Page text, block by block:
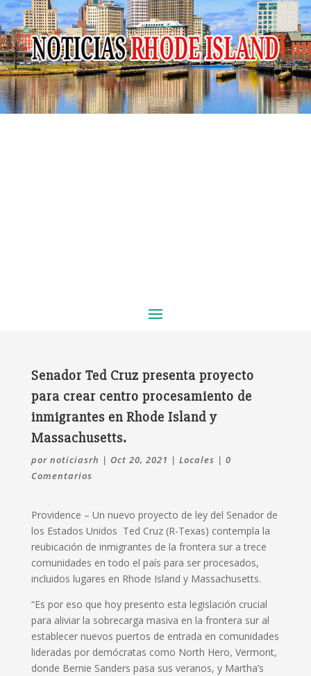
Senador Ted Cruz presenta proyecto
para crear centro procesamiento de
inmigrantes en Rhode Island y
Massachusetts.
por noticiasrh | Oct 20, 2021 | Locales | 0
Comentarios
Providence – Un nuevo proyecto de ley del Senador de
los Estados Unidos Ted Cruz (R-Texas) contempla la
reubicación de inmigrantes de la frontera sur a trece
comunidades en todo el país para ser procesados,
incluidos lugares en Rhode Island y Massachusetts.
“Es por eso que hoy presento esta legislación crucial
para aliviar la sobrecarga masiva en la frontera sur al
establecer nuevos puertos de entrada en comunidades
lideradas por demócratas como North Hero, Vermont,
donde Bernie Sanders pasa sus veranos, y Martha’s